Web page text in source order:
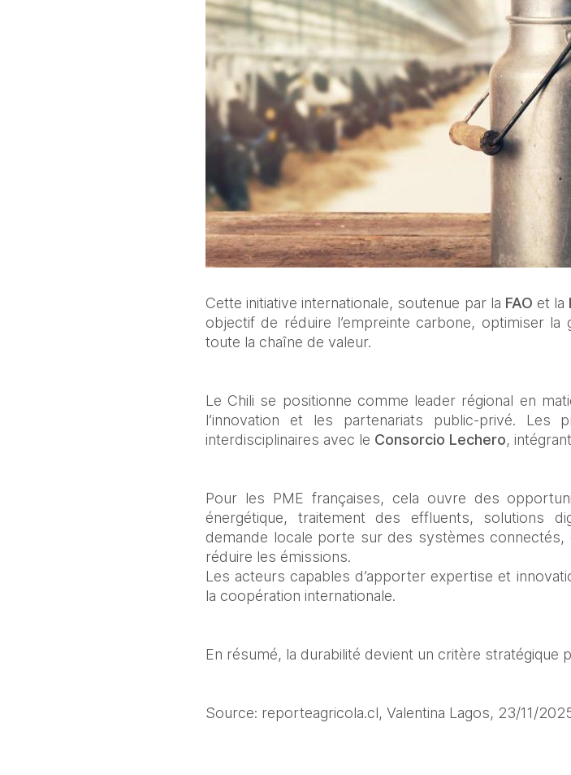
Cette initiative internationale, soutenue par la FAO et la
objectif de réduire l’empreinte carbone, optimiser
toute la chaîne de valeur.
Le Chili se positionne comme leader régional en
l’innovation et les partenariats public-privé. Les
interdisciplinaires avec le Consorcio Lechero,
Pour les PME françaises, cela ouvre des
énergétique, traitement des effluents, solutions
demande locale porte sur des systèmes
réduire les émissions.
Les acteurs capables d’apporter expertise et
la coopération internationale.
En résumé, la durabilité devient un critère stratégique
Source: reporteagricola.cl, Valentina Lagos, 23/11/